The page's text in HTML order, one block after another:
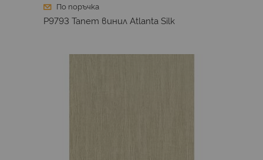
По поръчка
P9793 Тапет винил Atlanta Silk